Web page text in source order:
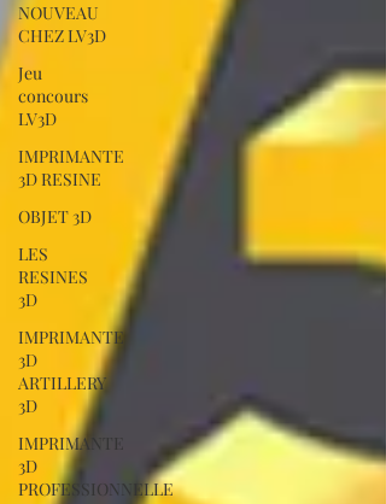
NOUVEAU
CHEZ LV3D
Jeu
concours
LV3D
IMPRIMANTE
3D RESINE
OBJET 3D
LES
RESINES
3D
IMPRIMANTE
3D
ARTILLERY
3D
IMPRIMANTE
3D
PROFESSIONNELLE